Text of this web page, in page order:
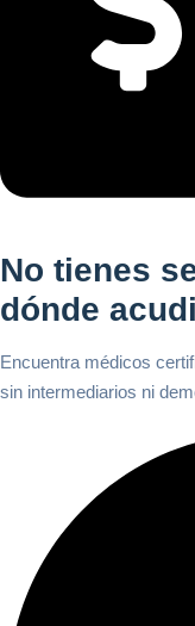
No tienes
dónde
Encuentra médicos
sin intermediarios ni